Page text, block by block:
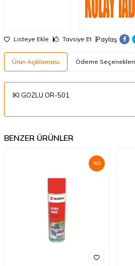
Listeye Ekle Tavsiye Et Paylaş
Ürün Açıklaması Ödeme Seçenekleri
IKI GOZLU OR-501
BENZER ÜRÜNLER
%5